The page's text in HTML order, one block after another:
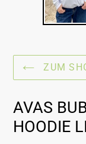
ZUM
AVAS
HOODIE